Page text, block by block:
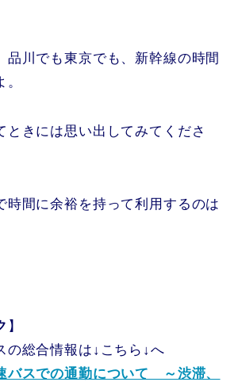
品川でも東京でも、新幹線の時間
きには思い出してみてくださ
時間に余裕を持って利用するのは
】
の総合情報は↓こちら↓へ
バスでの通勤について ～渋滞、